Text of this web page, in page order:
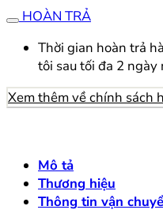
HOÀN TRẢ
Thời gian hoàn trả
tôi sau tối đa 2 ngày
Xem thêm về chính sách
Mô tả
Thương hiệu
Thông tin vận